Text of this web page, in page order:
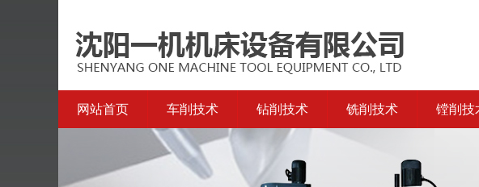
网站首页 车削技术 钻削技术 铣削技术 镗削技